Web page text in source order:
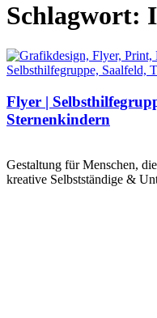
Schlagwort:
Flyer |
Sternenkindern
Gestaltung für Menschen,
kreative Selbstständige &